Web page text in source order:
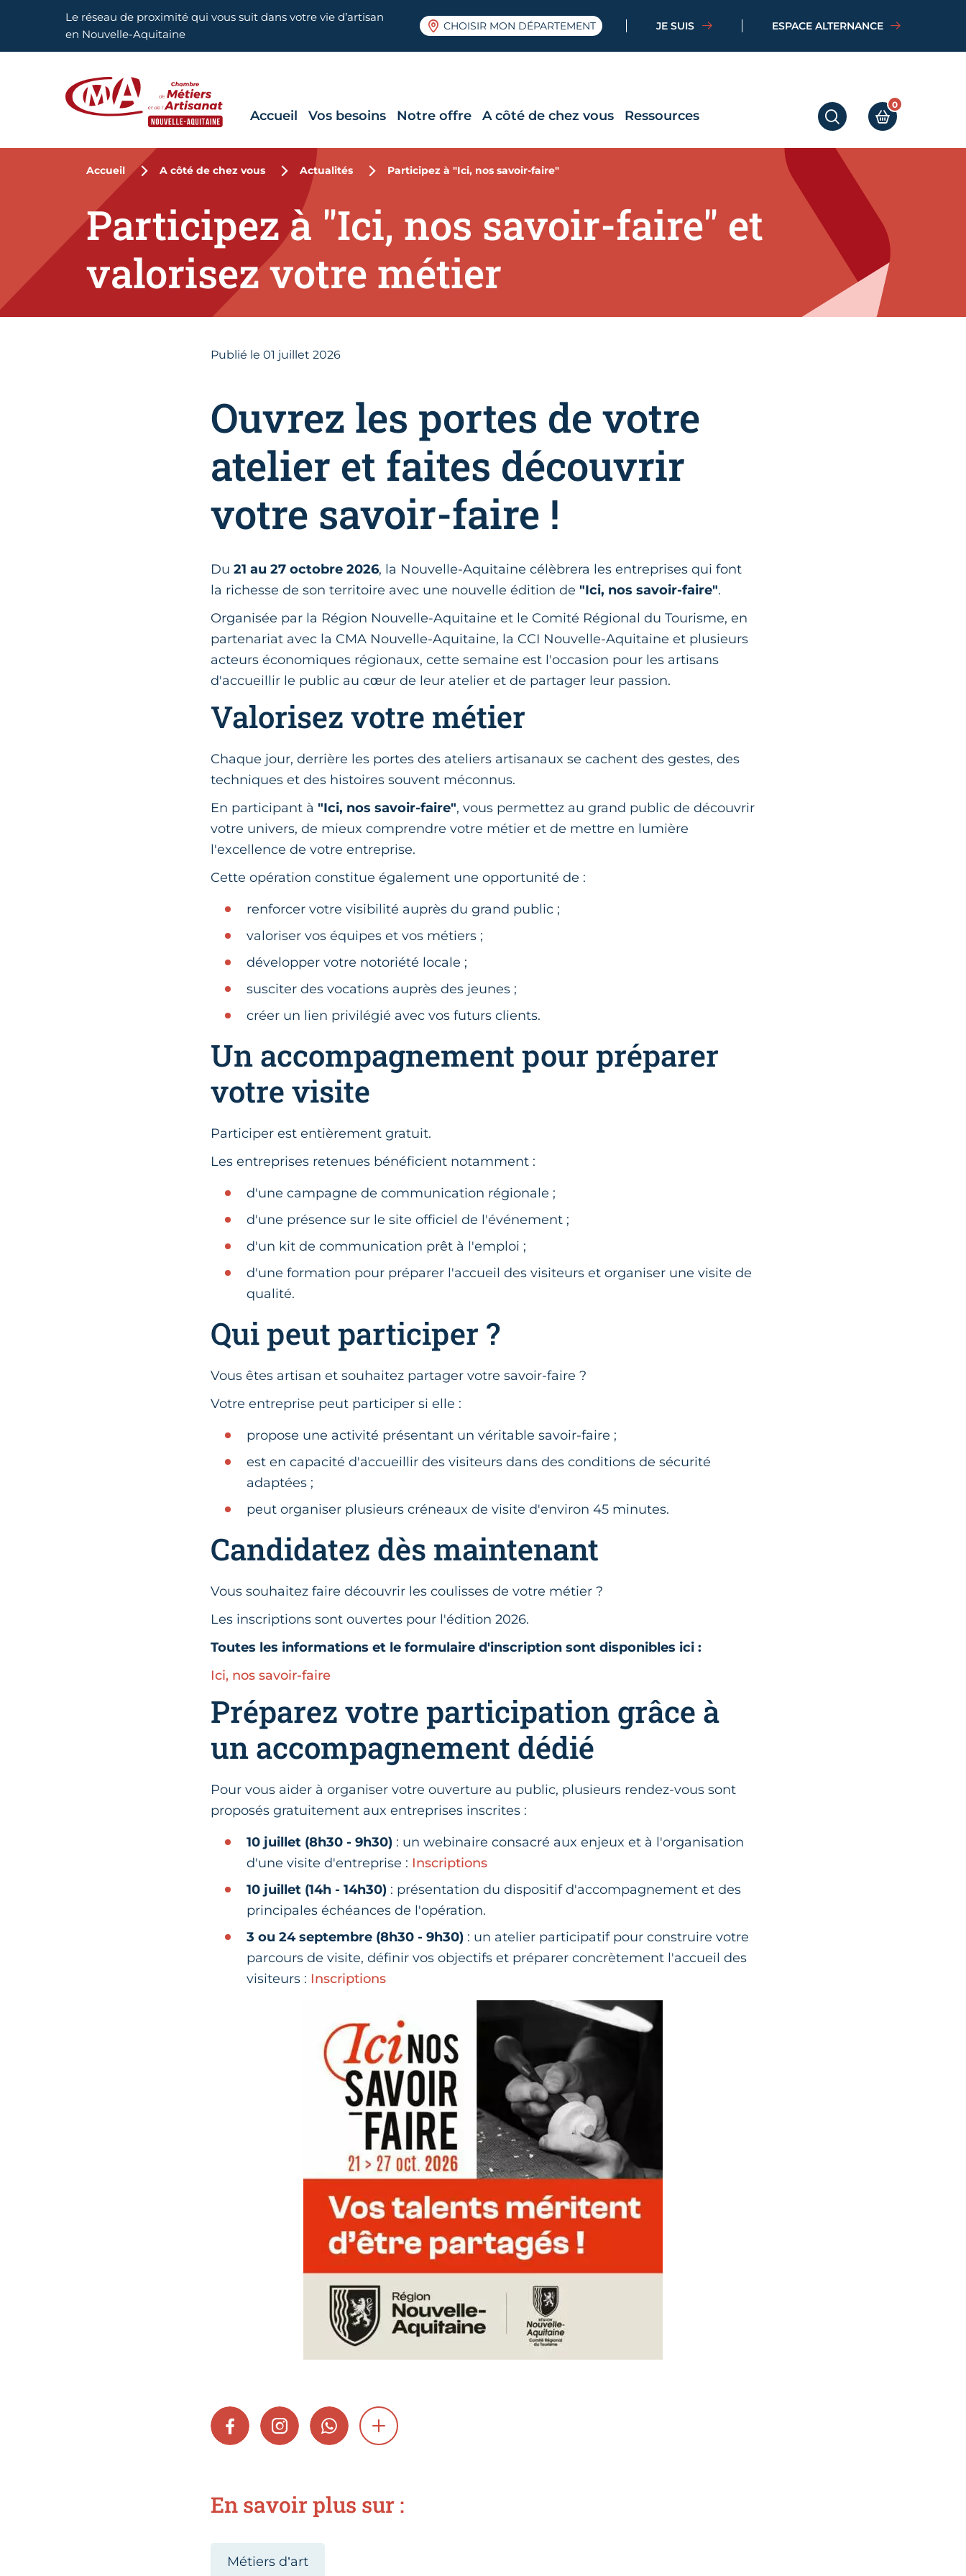
Aller en haut de pageLe réseau de proximité qui vous suit dans votre vie d’artisan
en Nouvelle-Aquitaine
CHOISIR MON DÉPARTEMENT JE SUIS ESPACE ALTERNANCE
RECHERCHERMON PANIER
0
Accueil Vos besoins Notre offre A côté de chez vous Ressources
Accueil A côté de chez vous Actualités Participez à "Ici, nos savoir-faire"
Participez à "Ici, nos savoir-faire" et
valorisez votre métier
Publié le01 juillet 2026
Ouvrez les portes de votre
atelier et faites découvrir
votre savoir-faire !
Du21 au 27 octobre 2026, la Nouvelle-Aquitaine célèbrera les entreprises qui font
la richesse de son territoire avec une nouvelle édition de "Ici, nos savoir-faire".
Organisée par la Région Nouvelle-Aquitaine et le Comité Régional du Tourisme, en
partenariat avec la CMA Nouvelle-Aquitaine, la CCI Nouvelle-Aquitaine et plusieurs
acteurs économiques régionaux, cette semaine est l'occasion pour les artisans
d'accueillir le public au cœur de leur atelier et de partager leur passion.
Valorisez votre métier
Chaque jour, derrière les portes des ateliers artisanaux se cachent des gestes, des
techniques et des histoires souvent méconnus.
En participant à "Ici, nos savoir-faire", vous permettez au grand public de découvrir
votre univers, de mieux comprendre votre métier et de mettre en lumière
l'excellence de votre entreprise.
Cette opération constitue également une opportunité de :
renforcer votre visibilité auprès du grand public ;
valoriser vos équipes et vos métiers ;
développer votre notoriété locale ;
susciter des vocations auprès des jeunes ;
créer un lien privilégié avec vos futurs clients.
Un accompagnement pour préparer
votre visite
Participer est entièrement gratuit.
Les entreprises retenues bénéficient notamment :
d'une campagne de communication régionale ;
d'une présence sur le site officiel de l'événement ;
d'un kit de communication prêt à l'emploi ;
d'une formation pour préparer l'accueil des visiteurs et organiser une visite de
qualité.
Qui peut participer ?
Vous êtes artisan et souhaitez partager votre savoir-faire ?
Votre entreprise peut participer si elle :
propose une activité présentant un véritable savoir-faire ;
est en capacité d'accueillir des visiteurs dans des conditions de sécurité
adaptées ;
peut organiser plusieurs créneaux de visite d'environ 45 minutes.
Candidatez dès maintenant
Vous souhaitez faire découvrir les coulisses de votre métier ?
Les inscriptions sont ouvertes pour l'édition 2026.
Toutes les informations et le formulaire d'inscription sont disponibles ici :
Ici, nos savoir-faire
Préparez votre participation grâce à
un accompagnement dédié
Pour vous aider à organiser votre ouverture au public, plusieurs rendez-vous sont
proposés gratuitement aux entreprises inscrites :
10 juillet (8h30 - 9h30) : un webinaire consacré aux enjeux et à l'organisation
d'une visite d'entreprise : Inscriptions
10 juillet (14h - 14h30) : présentation du dispositif d'accompagnement et des
principales échéances de l'opération.
3 ou 24 septembre (8h30 - 9h30) : un atelier participatif pour construire votre
parcours de visite, définir vos objectifs et préparer concrètement l'accueil des
visiteurs : Inscriptions
FACEBOOKINSTAGRAMWHATSAPPSHOW MORE
En savoir plus sur :
Métiers d’art